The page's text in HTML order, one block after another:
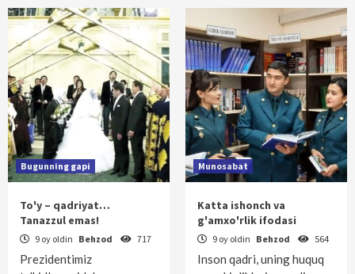
Bugunning gapi
To'y – qadriyat…
Tanazzul emas!
9 oy oldin Behzod 717
Prezidentimiz
Munosabat
Katta ishonch va
g'amxo'rlik ifodasi
9 oy oldin Behzod 564
Inson qadri, uning huquq